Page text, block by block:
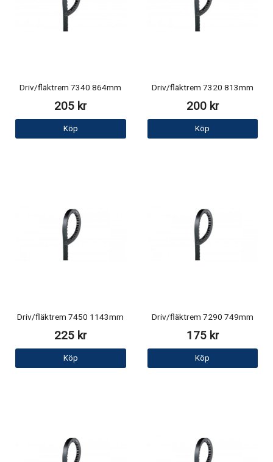
Driv/fläktrem 7340 864mm
205 kr
Köp
Driv/fläktrem 7320 813mm
200 kr
Köp
Driv/fläktrem 7450 1143mm
225 kr
Köp
Driv/fläktrem 7290 749mm
175 kr
Köp